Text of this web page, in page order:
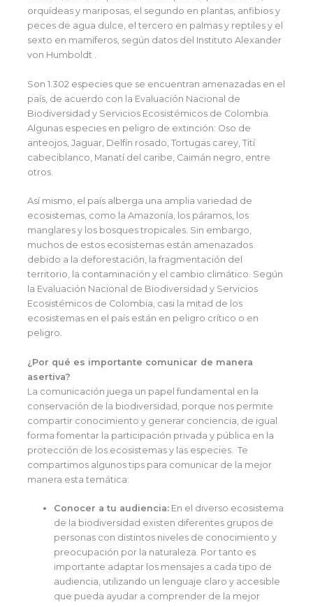
orquídeas y mariposas, el segundo en plantas, anfibios y
peces de agua dulce, el tercero en palmas y reptiles y el
sexto en mamíferos, según datos del Instituto Alexander
von Humboldt .
Son 1.302 especies que se encuentran amenazadas en el
país, de acuerdo con la Evaluación Nacional de
Biodiversidad y Servicios Ecosistémicos de Colombia.
Algunas especies en peligro de extinción: Oso de
anteojos, Jaguar, Delfín rosado, Tortugas carey, Tití
cabeciblanco, Manatí del caribe, Caimán negro, entre
otros.
Así mismo, el país alberga una amplia variedad de
ecosistemas, como la Amazonía, los páramos, los
manglares y los bosques tropicales. Sin embargo,
muchos de estos ecosistemas están amenazados
debido a la deforestación, la fragmentación del
territorio, la contaminación y el cambio climático. Según
la Evaluación Nacional de Biodiversidad y Servicios
Ecosistémicos de Colombia, casi la mitad de los
ecosistemas en el país están en peligro crítico o en
peligro.
¿Por qué es importante comunicar de manera
asertiva?
La comunicación juega un papel fundamental en la
conservación de la biodiversidad, porque nos permite
compartir conocimiento y generar conciencia, de igual
forma fomentar la participación privada y pública en la
protección de los ecosistemas y las especies. Te
compartimos algunos tips para comunicar de la mejor
manera esta temática:
Conocer a tu audiencia: En el diverso ecosistema
de la biodiversidad existen diferentes grupos de
personas con distintos niveles de conocimiento y
preocupación por la naturaleza. Por tanto es
importante adaptar los mensajes a cada tipo de
audiencia, utilizando un lenguaje claro y accesible
que pueda ayudar a comprender de la mejor